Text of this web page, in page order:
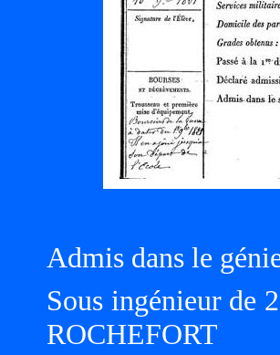
Admis dans le
Sous ingénieur de
ROCHEFORT